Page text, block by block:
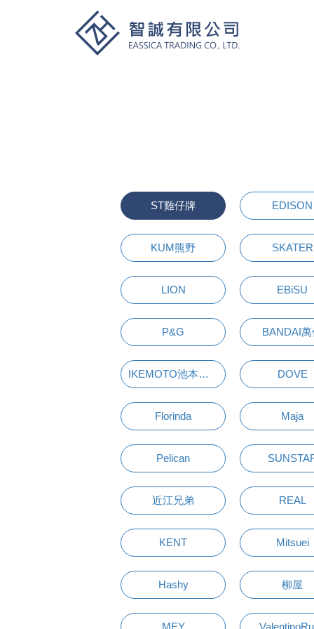
ST雞仔牌 EDISON
KUM熊野 SKATER
LION EBiSU
P&G BANDAI萬
IKEMOTO池本刷子 DOVE
Florinda Maja
Pelican
近江兄弟 REAL
KENT Mitsuei
Hashy 柳屋
MEY